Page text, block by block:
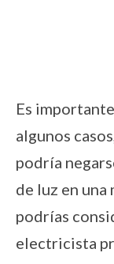
Es
algunos
podría
de luz en una
podrías
electricista